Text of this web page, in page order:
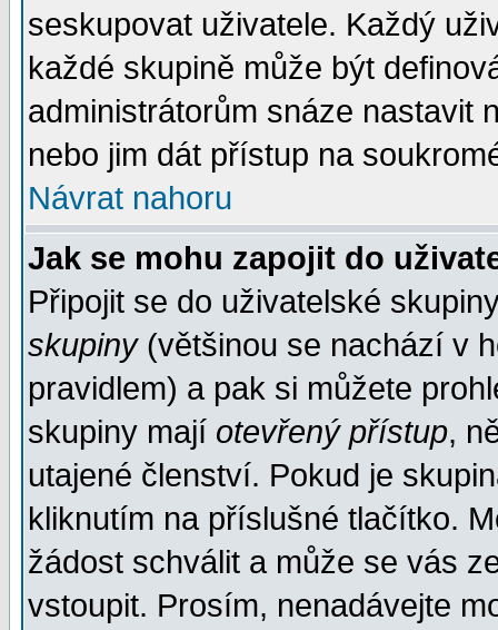
seskupovat uživatele. Každý
každé skupině může být
administrátorům snáze nastavit
nebo jim dát přístup na
Návrat nahoru
Jak se mohu zapojit do
Připojit se do uživatelské
skupiny(většinou se nachází v
pravidlem) a pak si můžete
skupiny mají otevřený přístup,
utajené členství. Pokud je
kliknutím na příslušné tlačítko.
žádost schválit a může se vás
vstoupit. Prosím, nenadávejte